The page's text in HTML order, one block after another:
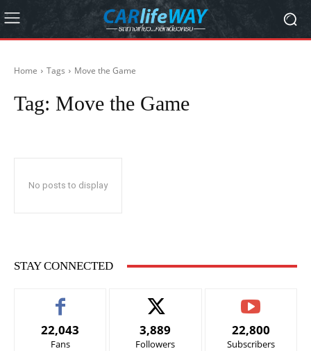
Home Tags Move the Game
Tag: Move the Game
No posts to display
STAY CONNECTED
22,043
Fans
3,889
Followers
22,800
Subscribers